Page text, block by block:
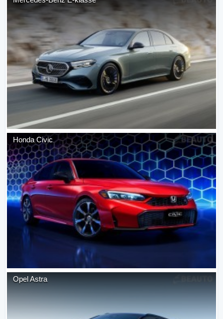
Honda Civic
OpelAstra